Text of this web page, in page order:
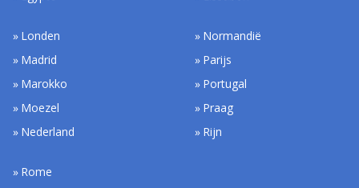
Londen
Madrid
Marokko
Moezel
Nederland
Normandië
Parijs
Portugal
Praag
Rijn
Rome